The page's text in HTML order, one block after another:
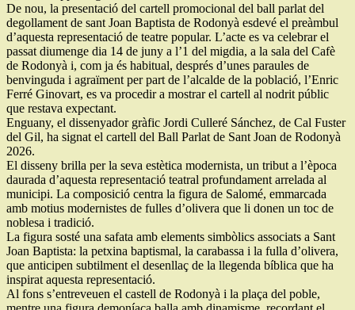
De nou, la presentació del cartell promocional del ball parlat del
degollament de sant Joan Baptista de Rodonyà esdevé el preàmbul
d’aquesta representació de teatre popular. L’acte es va celebrar el
passat diumenge dia 14 de juny a l’1 del migdia, a la sala del Cafè
de Rodonyà i, com ja és habitual, després d’unes paraules de
benvinguda i agraïment per part de l’alcalde de la població, l’Enric
Ferré Ginovart, es va procedir a mostrar el cartell al nodrit públic
que restava expectant.
Enguany, el dissenyador gràfic Jordi Culleré Sánchez, de Cal Fuster
del Gil, ha signat el cartell del Ball Parlat de Sant Joan de Rodonyà
2026.
El disseny brilla per la seva estètica modernista, un tribut a l’època
daurada d’aquesta representació teatral profundament arrelada al
municipi. La composició centra la figura de Salomé, emmarcada
amb motius modernistes de fulles d’olivera que li donen un toc de
noblesa i tradició.
La figura sosté una safata amb elements simbòlics associats a Sant
Joan Baptista: la petxina baptismal, la carabassa i la fulla d’olivera,
que anticipen subtilment el desenllaç de la llegenda bíblica que ha
inspirat aquesta representació.
Al fons s’entreveuen el castell de Rodonyà i la plaça del poble,